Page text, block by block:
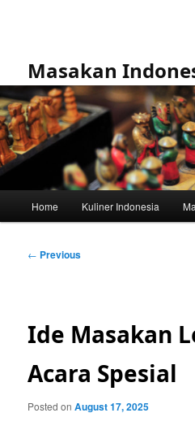
Masakan
Home Kuliner Indonesia
Post
← Previous
Ide Masakan
Acara Spesial
Posted onAugust 17, 2025